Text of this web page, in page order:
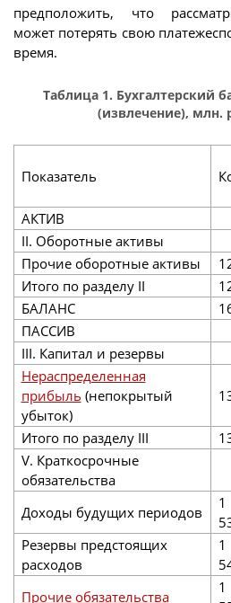
предположить, что
может потерять свою
время.
Таблица 1. Бухгалтерский
(извлечение),
Показатель
АКТИВ
II. Оборотные активы
Прочие оборотные активы
Итого по разделу II
БАЛАНС
ПАССИВ
III. Капитал и резервы
Нераспределенная
прибыль (непокрытый
убыток)
Итого по разделу III
V. Краткосрочные
обязательства
Доходы будущих периодов
1
Резервы предстоящих
расходов
1
Прочие обязательства
1